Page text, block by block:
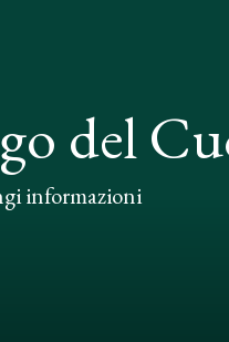
del
informazioni